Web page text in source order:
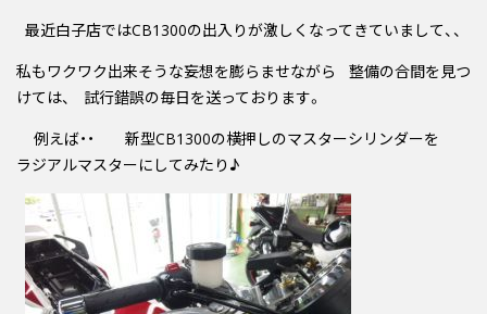
最近白子店ではCB1300の出入りが激しくなってきていまして、、
私もワクワク出来そうな妄想を膨らませながら 整備の合間を見つ
けては、 試行錯誤の毎日を送っております。
例えば・・ 新型CB1300の横押しのマスターシリンダーを
ラジアルマスターにしてみたり♪